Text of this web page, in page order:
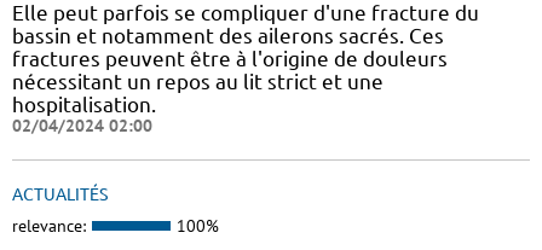
Elle peut parfois se compliquer d'une fracture du
bassin et notamment des ailerons sacrés. Ces
fractures peuvent être à l'origine de douleurs
nécessitant un repos au lit strict et une
hospitalisation.
02/04/2024 02:00
ACTUALITÉS
relevance: 100%